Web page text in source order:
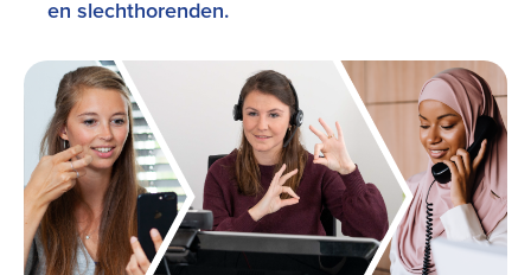
en slechthorenden.